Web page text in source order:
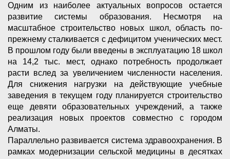
Одним из наиболее актуальных вопросов остается
развитие системы образования. Несмотря на
масштабное строительство новых школ, область по-
прежнему сталкивается с дефицитом ученических мест.
В прошлом году были введены в эксплуатацию 18 школ
на 14,2 тыс. мест, однако потребность продолжает
расти вслед за увеличением численности населения.
Для снижения нагрузки на действующие учебные
заведения в текущем году планируется строительство
еще девяти образовательных учреждений, а также
реализация новых проектов совместно с городом
Алматы.
Параллельно развивается система здравоохранения. В
рамках модернизации сельской медицины в десятках